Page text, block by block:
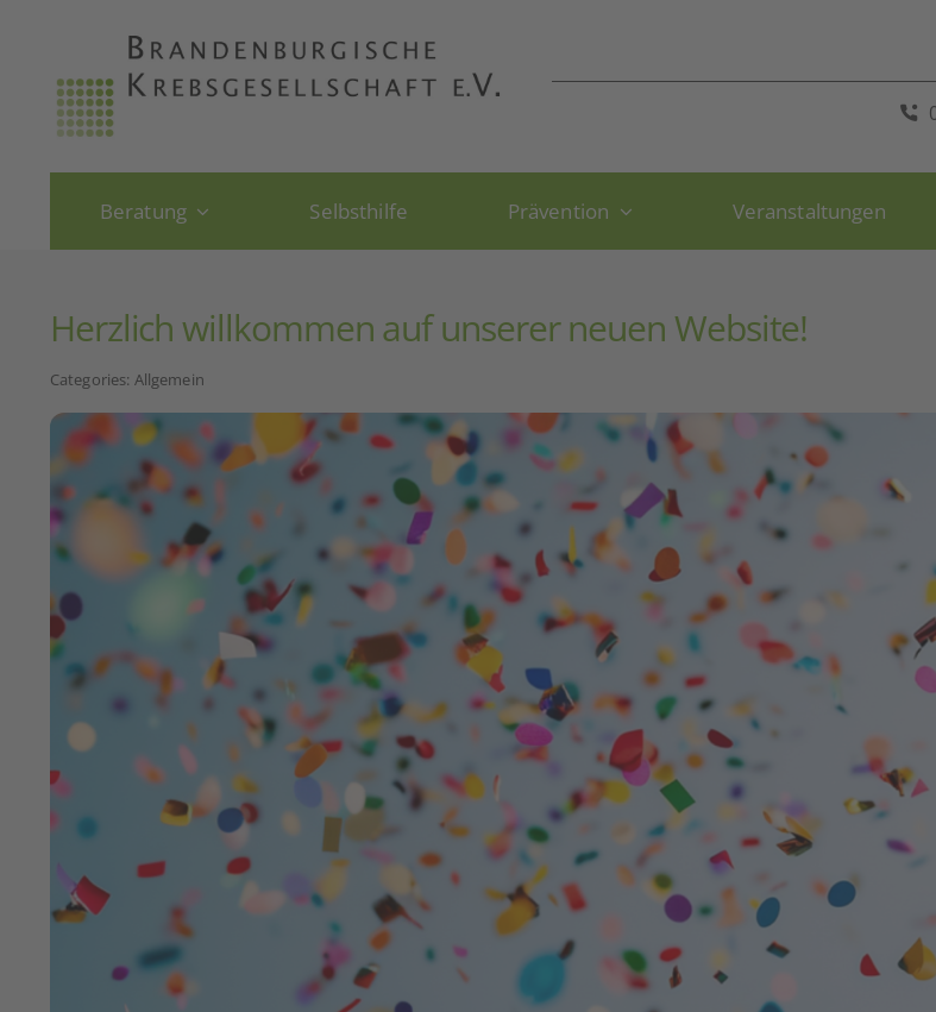
content
Beratung Selbsthilfe Prävention Veranstaltungen
Herzlich willkommen auf unserer neuen Website!
Categories: Allgemein